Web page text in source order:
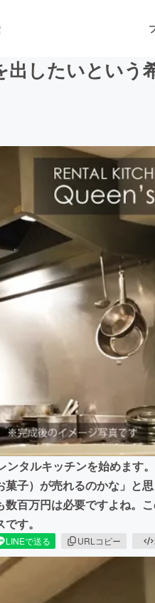
音楽
ガジェット ゲー
チャ
域活性化
出したいという
ンタルキッチンを始めます
子）が売れるのかな」と
百万円は必要ですよね。
す。
LINEで送る URLコピー